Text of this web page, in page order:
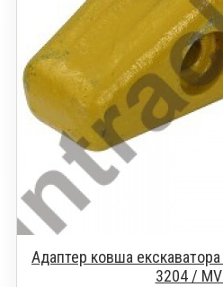
Адаптер ковша
3204 /